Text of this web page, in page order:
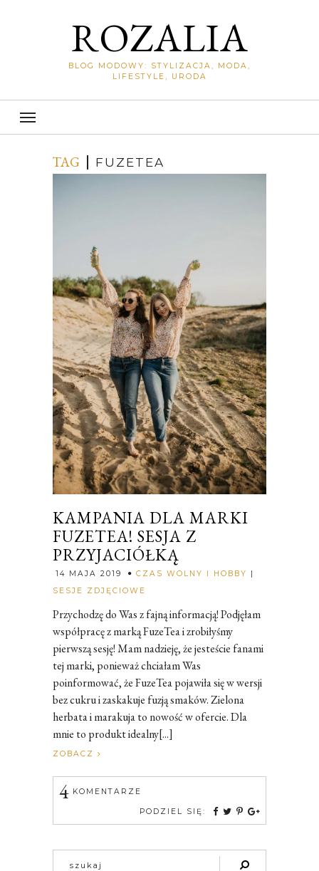
ROZALIA
BLOG MODOWY: STYLIZACJA, MODA,
LIFESTYLE, URODA
TAG FUZETEA
KAMPANIA DLA MARKI
FUZETEA! SESJA Z
PRZYJACIÓŁKĄ
14 MAJA 2019 CZAS WOLNY I HOBBY
|
SESJE ZDJĘCIOWE
Przychodzę do Was z fajną informacją! Podjęłam
współpracę z marką FuzeTea i zrobiłyśmy
pierwszą sesję! Mam nadzieję, że jesteście fanami
tej marki, ponieważ chciałam Was
poinformować, że FuzeTea pojawiła się w wersji
bez cukru i zaskakuje fuzją smaków. Zielona
herbata i marakuja to nowość w ofercie. Dla
mnie to produkt idealny[...]
ZOBACZ
4 KOMENTARZE
PODZIEL SIĘ: